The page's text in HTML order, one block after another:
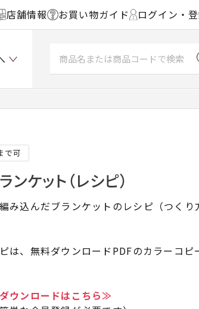
店舗情報 お買い物ガイド ログイン・
で可
ケット（レシピ）
み込んだブランケットのレシピ（つくり
は、無料ダウンロードPDFのカラーコピ
ウンロードはこちら≫